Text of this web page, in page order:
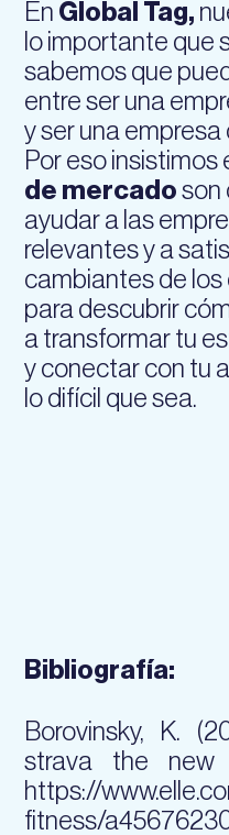
En Global Tag,
lo importante que
sabemos que
entre ser una
y ser una
Por eso insistimos
de mercado son
ayudar a las
relevantes y a
cambiantes de
para descubrir
a transformar tu
y conectar con tu
lo difícil que sea.
Bibliografía:
Borovinsky, K.
strava the new
https://
fitness/